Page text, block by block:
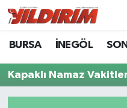
BURSA İNEGÖL
Kapaklı Namaz
BURSA
İNEGÖL
Bursa Nöbetçi
Bursa Hava Durumu